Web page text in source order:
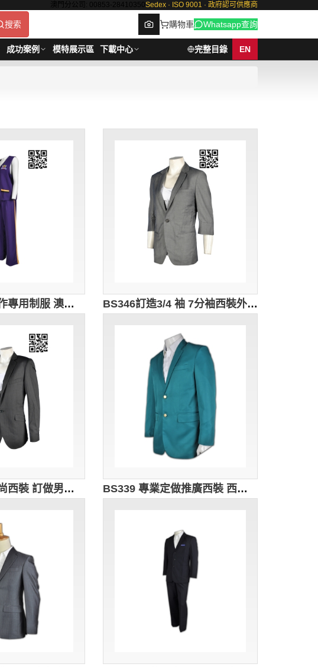
澳門分公司: 00853-28410350 Sedex · ISO 9001 · 政府認可供應商
搜索 購物車 Whatsapp查詢
成功案例 模特展示區 下載中心 完整目錄 EN
BS347 訂造工作專用制服 澳洲遊樂場 主題公園工作人員制服 馬甲背心 西裝背心 公司制服中心 庄荷制服 啤牌 西裝 BS346訂造3/4 袖 7分袖西裝外套男士西裝款式訂製西裝外套中心訂購團體男士西裝 西裝外套製造商HK
BS340 修身時尚西裝 訂做男西裝外套 西裝外套搭配 團體行政西裝 西裝褸 袖長 西裝款式設計 男西裝 brand 公司西裝專門店 BS339 專業定做推廣西裝 西裝服務中心 團購西裝外套 西裝供應商 司儀西裝